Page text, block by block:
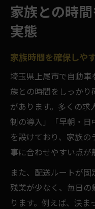
家族との時
実態
家族時間を確保しや
埼玉県上尾市で自動
族との時間をしっか
があります。多くの求
制の導入」「早朝・日
を設けており、家族
事に合わせやすい点が
また、配送ルートが
残業が少なく、毎日
ります。例えば、決ま